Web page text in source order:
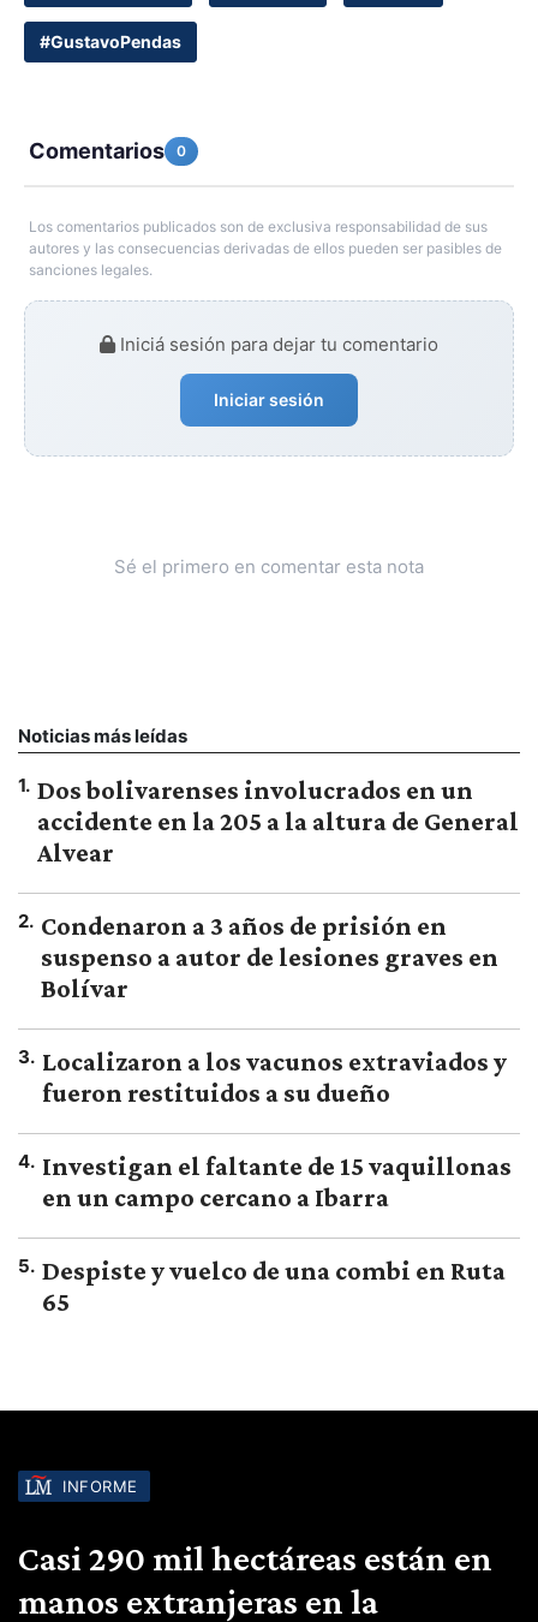
#GustavoPendas
Comentarios 0
Los comentarios publicados son de exclusiva responsabilidad de sus
autores y las consecuencias derivadas de ellos pueden ser pasibles de
sanciones legales.
Iniciá sesión para dejar tu comentario
Iniciar sesión
Sé el primero en comentar esta nota
Noticias más leídas
1. Dos bolivarenses involucrados en un
accidente en la 205 a la altura de General
Alvear
2. Condenaron a 3 años de prisión en
suspenso a autor de lesiones graves en
Bolívar
3. Localizaron a los vacunos extraviados y
fueron restituidos a su dueño
4. Investigan el faltante de 15 vaquillonas
en un campo cercano a Ibarra
5. Despiste y vuelco de una combi en Ruta
65
INFORME
Casi 290 mil hectáreas están en
manos extranjeras en la